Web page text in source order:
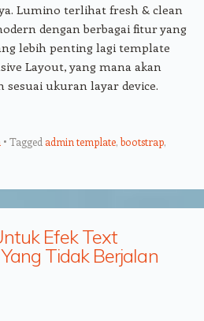
Lumino terlihat fresh & clean
dengan berbagai fitur yang
lebih penting lagi template
Layout, yang mana akan
ukuran layar device.
Tagged admin template,bootstrap,
Efek Text
Tidak Berjalan